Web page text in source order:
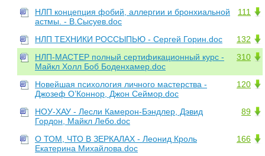
111
НЛП концепция фобий, аллергии и бронхиальной
астмы. - В.Сысуев.doc
132
НЛП ТЕХНИКИ РОССЫПЬЮ - Сергей Горин.doc
310
НЛП-МАСТЕР полный сертификационный курс -
Майкл Холл Боб Боденхамер.doc
120
Новейшая психология личного мастерства -
Джозеф О’Коннор, Джон Сеймор.doc
89
НОУ-ХАУ - Лесли Камерон-Бэндлер, Дэвид
Гордон, Майкл Лебо.doc
166
О ТОМ, ЧТО В ЗЕРКАЛАХ - Леонид Кроль
Екатерина Михайлова.doc